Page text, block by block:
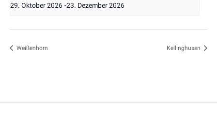
29. Oktober 2026 -23. Dezember 2026
Weißenhorn Kellinghusen